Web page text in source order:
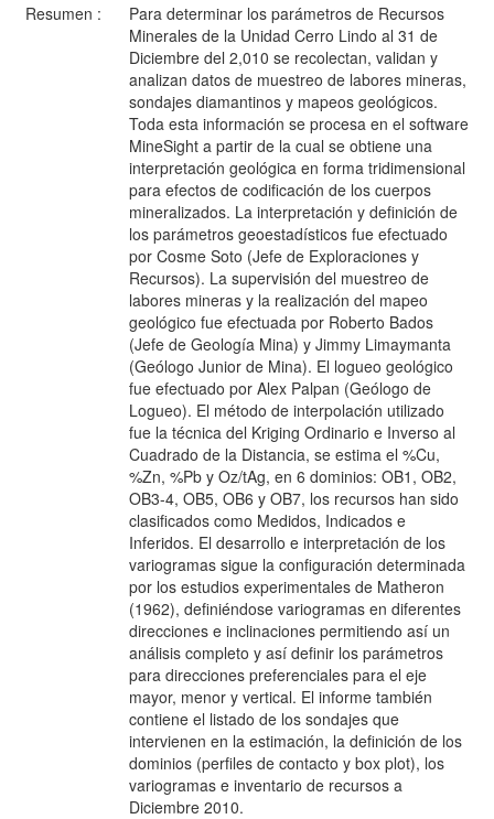
Resumen :
Para determinar los parámetros de Recursos
Minerales de la Unidad Cerro Lindo al 31 de
Diciembre del 2,010 se recolectan, validan y
analizan datos de muestreo de labores mineras,
sondajes diamantinos y mapeos geológicos.
Toda esta información se procesa en el software
MineSight a partir de la cual se obtiene una
interpretación geológica en forma tridimensional
para efectos de codificación de los cuerpos
mineralizados. La interpretación y definición de
los parámetros geoestadísticos fue efectuado
por Cosme Soto (Jefe de Exploraciones y
Recursos). La supervisión del muestreo de
labores mineras y la realización del mapeo
geológico fue efectuada por Roberto Bados
(Jefe de Geología Mina) y Jimmy Limaymanta
(Geólogo Junior de Mina). El logueo geológico
fue efectuado por Alex Palpan (Geólogo de
Logueo). El método de interpolación utilizado
fue la técnica del Kriging Ordinario e Inverso al
Cuadrado de la Distancia, se estima el %Cu,
%Zn, %Pb y Oz/tAg, en 6 dominios: OB1, OB2,
OB3-4, OB5, OB6 y OB7, los recursos han sido
clasificados como Medidos, Indicados e
Inferidos. El desarrollo e interpretación de los
variogramas sigue la configuración determinada
por los estudios experimentales de Matheron
(1962), definiéndose variogramas en diferentes
direcciones e inclinaciones permitiendo así un
análisis completo y así definir los parámetros
para direcciones preferenciales para el eje
mayor, menor y vertical. El informe también
contiene el listado de los sondajes que
intervienen en la estimación, la definición de los
dominios (perfiles de contacto y box plot), los
variogramas e inventario de recursos a
Diciembre 2010.